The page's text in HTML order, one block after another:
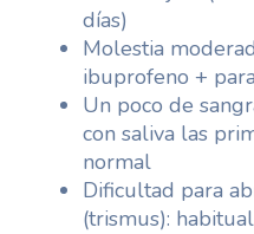
días)
Molestia
ibuprofeno +
Un poco de
con saliva las
normal
Dificultad para
(trismus):